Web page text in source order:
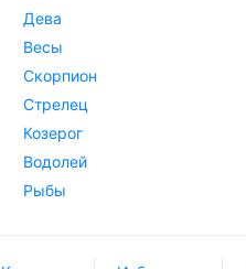
Дева
Весы
Скорпион
Стрелец
Козерог
Водолей
Рыбы